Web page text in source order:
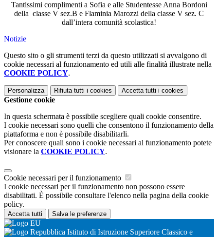
Tantissimi complimenti a Sofia e alle Studentesse Anna Bordoni
della classe V sez.B e Flaminia Marozzi della classe V sez. C
dall’intera comunità scolastica!
Notizie
Questo sito o gli strumenti terzi da questo utilizzati si avvalgono di
cookie necessari al funzionamento ed utili alle finalità illustrate nella
COOKIE POLICY.
Personalizza Rifiuta tutti i cookies Accetta tutti i cookies
Gestione cookie
In questa schermata è possibile scegliere quali cookie consentire.
I cookie necessari sono quelli che consentono il funzionamento della
piattaforma e non è possibile disabilitarli.
Per conoscere quali sono i cookie necessari al funzionamento potete
visionare la COOKIE POLICY.
Cookie necessari per il funzionamento
I cookie necessari per il funzionamento non possono essere
disabilitati. È possibile consultare l'elenco nella pagina della cookie
policy.
Accetta tutti Salva le preferenze
Istituto di Istruzione Superiore Classico e